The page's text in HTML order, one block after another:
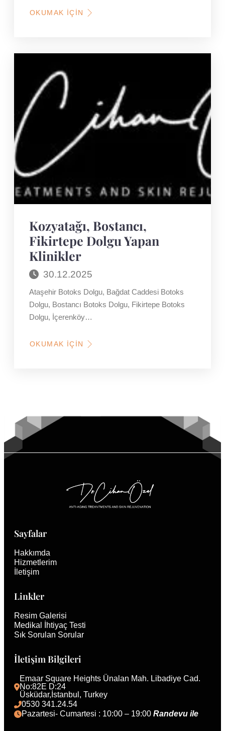
OKUMAK İÇIN
HAKKINDA
BOTOKS,
YAPAN
KLINIKLER
Kozyatağı, Bostancı,
Fikirtepe Dolgu Yapan
Klinikler
30.12.2025
Ataşehir Botoks Dolgu, Bağdat Caddesi Botoks
Dolgu, Bostancı Botoks Dolgu, Fikirtepe Botoks
Dolgu, İçerenköy…
OKUMAK İÇIN
HAKKINDA
Sayfalar
Hakkımda
Hizmetlerim
İletişim
Linkler
Resim Galerisi
Medikal İhtiyaç Testi
Sık Sorulan Sorular
İletişim Bilgileri
Emaar Square Heights Ünalan Mah. Libadiye Cad.
No:82E D:24
Üsküdar,İstanbul, Turkey
0530 341.24.54
Pazartesi- Cumartesi : 10:00 – 19:00 Randevu ile